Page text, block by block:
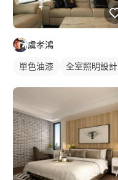
虞孝鴻
單色油漆
全室照明設計
客廳燈光設計